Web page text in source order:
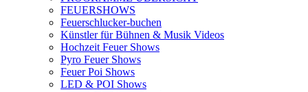
FEUERSHOWS
Feuerschlucker-buchen
Künstler für Bühnen & Musik Videos
Hochzeit Feuer Shows
Pyro Feuer Shows
Feuer Poi Shows
LED & POI Shows